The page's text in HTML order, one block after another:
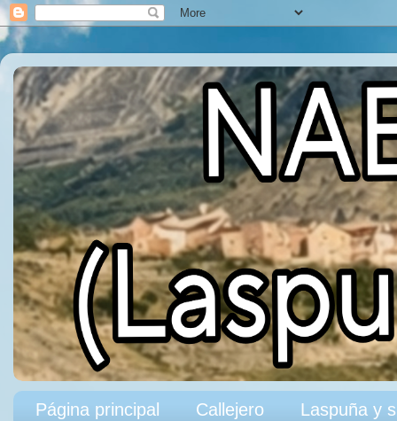
Página principal Callejero Laspuña y